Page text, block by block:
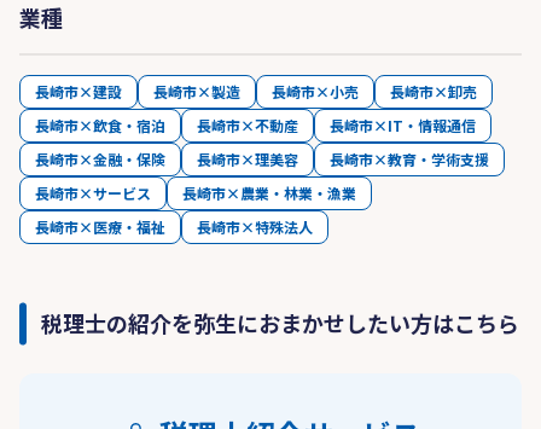
業種
長崎市×建設 長崎市×製造 長崎市×小売
長崎市×卸売
長崎市×飲食・宿泊
長崎市×不動産
長崎市×IT・情報通信
長崎市×金融・保険
長崎市×理美容
長崎市×教育・学術支援
長崎市×サービス
長崎市×農業・林業・漁業
長崎市×医療・福祉
長崎市×特殊法人
税理士の紹介を弥生におまかせしたい方はこちら